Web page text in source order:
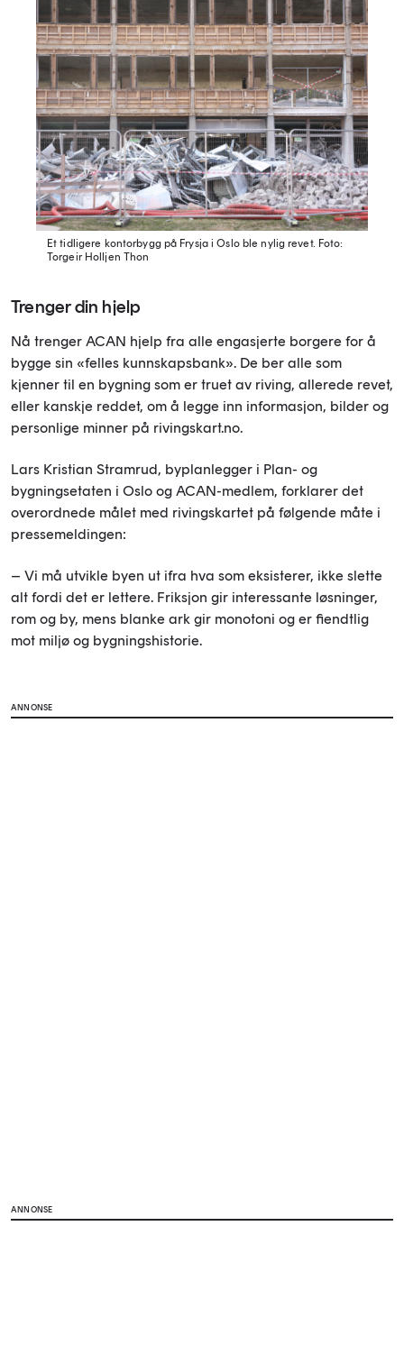
Et tidligere kontorbygg på Frysja i Oslo ble nylig revet. Foto:
Torgeir Holljen Thon
Trenger din hjelp
Nå trenger ACAN hjelp fra alle engasjerte borgere for å
bygge sin «felles kunnskapsbank». De ber alle som
kjenner til en bygning som er truet av riving, allerede revet,
eller kanskje reddet, om å legge inn informasjon, bilder og
personlige minner på rivingskart.no.
Lars Kristian Stramrud, byplanlegger i Plan- og
bygningsetaten i Oslo og ACAN-medlem, forklarer det
overordnede målet med rivingskartet på følgende måte i
pressemeldingen:
– Vi må utvikle byen ut ifra hva som eksisterer, ikke slette
alt fordi det er lettere. Friksjon gir interessante løsninger,
rom og by, mens blanke ark gir monotoni og er fiendtlig
mot miljø og bygningshistorie.
ANNONSE
ANNONSE